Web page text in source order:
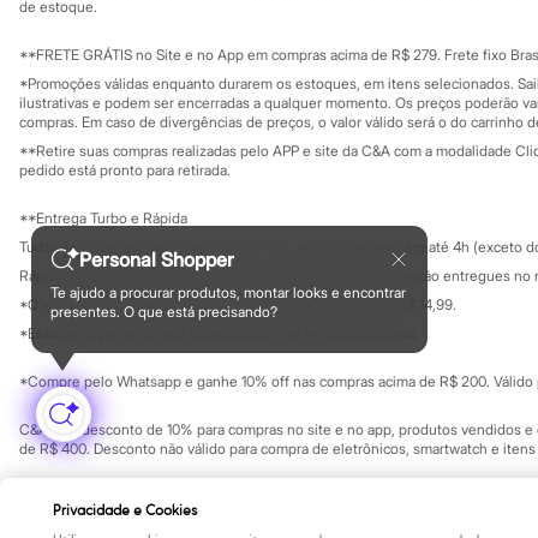
Yessica
Acessórios
Blusas
Calçados
Leggings
Shorts e Bermudas
Tops
Moda íntima
Cintas e Modeladores
Meias
Pijamas
Sutiãs e Tops
Moda praia
Maiôs
Saídas de praia
Personagens
Plus size
Blusas e Camisetas
Calças
Casacos e Jaquetas
Jeans
Personal Shopper
Te ajudo a procurar produtos, montar looks e encontrar
presentes. O que está precisando?
Investidores
Privacidade
Configuração de cookies
Minha privacidade
Educação
Formas de pagamento
de estoque.
**FRETE GRÁTIS no Site e no App em compras acima de R$ 279. Frete fixo
*Promoções válidas enquanto durarem os estoques, em itens selecionados.
ilustrativas e podem ser encerradas a qualquer momento. Os preços poderão
compras. Em caso de divergências de preços, o valor válido será o do carrinho
**Retire suas compras realizadas pelo APP e site da C&A com a modalidade
pedido está pronto para retirada.
**Entrega Turbo e Rápida
Turbo: Pedidos aprovados entre 10h e 17h, serão entregues em até 4h (exceto
Rápida: Pedidos com os pagamentos aprovados até as 10h, serão entregues
*O valor do frete para o turbo é R$ 24,99 e para a rápida é R$ 14,99.
*Essa condição ainda não estará disponível em todas as lojas.
*Compre pelo Whatsapp e ganhe 10% off nas compras acima de R$ 200.
C&A Pay: desconto de 10% para compras no site e no app, produtos vendidos
de R$ 400. Desconto não válido para compra de eletrônicos, smartwatch e
SP Cep: 06455-000 CNPJ 45.242.914/0001-05
Privacidade e Cookies